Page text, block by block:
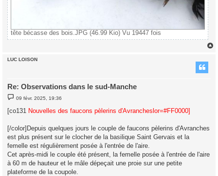
tête bécasse des bois.JPG (46.99 Kio) Vu 19447 fois
LUC LOISON
Re: Observations dans le sud-Manche
M
e
s
e
09 févr. 2025, 19:36
[co131 Nouvelles des faucons pèlerins d'Avrancheslor=#FF0000]
[/color]Depuis quelques jours le couple de faucons pèlerins d'Avranches
est plus présent sur le clocher de la basilique Saint Gervais et la
femelle est régulièrement posée à l'entrée de l'aire.
Cet après-midi le couple été présent, la femelle posée à l'entrée de l'aire
à 60 m de hauteur et le mâle dépeçait une proie sur une petite
plateforme de la coupole.